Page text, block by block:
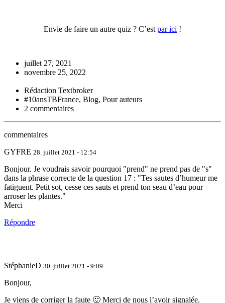
Envie de faire un autre quiz ? C’estpar ici !
juillet 27, 2021
novembre 25, 2022
Rédaction Textbroker
#10ansTBFrance, Blog, Pour auteurs
2 commentaires
commentaires
GYFRE 28. juillet 2021 - 12:54
Bonjour. Je voudrais savoir pourquoi "prend" ne prend pas de "s"
dans la phrase correcte de la question 17 : "Tes sautes d’humeur me
fatiguent. Petit sot, cesse ces sauts et prend ton seau d’eau pour
arroser les plantes."
Merci
Répondre
StéphanieD 30. juillet 2021 - 9:09
Bonjour,
Je viens de corriger la faute 🙂 Merci de nous l’avoir signalée.